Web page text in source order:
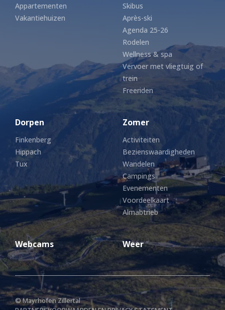
Appartementen
Vakantiehuizen
Skibus
Après-ski
Agenda 25-26
Rodelen
Wellness & spa
Vervoer met vliegtuig of
trein
Freeriden
Dorpen
Finkenberg
Hippach
Tux
Zomer
Activiteiten
Bezienswaardigheden
Wandelen
Campings
Evenementen
Voordeelkaart
Almabtrieb
Webcams Weer
© Mayrhofen Zillertal